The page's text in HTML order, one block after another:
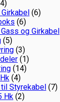
(6)
(6)
og Girkabel
(5)
(3)
(1)
(14)
(4)
Styrekabel (7)
Hk (2)